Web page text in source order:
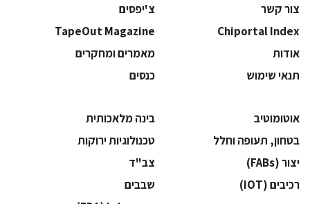
צור קשר
צ'יפסים
Chiportal Index
TapeOut Magazine
אודות
מאמרים ומחקרים
תנאי שימוש
כנסים
אוטומוטיב
בינה מלאכותית
בטחון, תעופה וחלל
‫טכנולוגיות ירוקות‬
‫יצור (‪(FABs‬‬
‫צב"ד‬
‫רכיבים‬ (IOT)
‫שבבים‬